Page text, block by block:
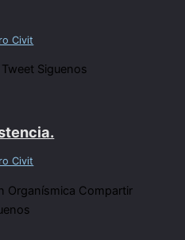
Civit
Siguenos
Civit
Organísmica Compartir